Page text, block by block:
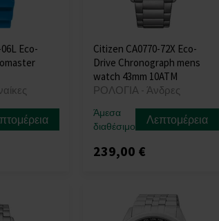
Eco-
Citizen CA0770-72X Eco-
Drive Chronograph mens
watch 43mm 10ATM
ΡΟΛΟΓΙΑ - Άνδρες
Άμεσα
διαθέσιμο
Λεπτομέρεια
239,00 €